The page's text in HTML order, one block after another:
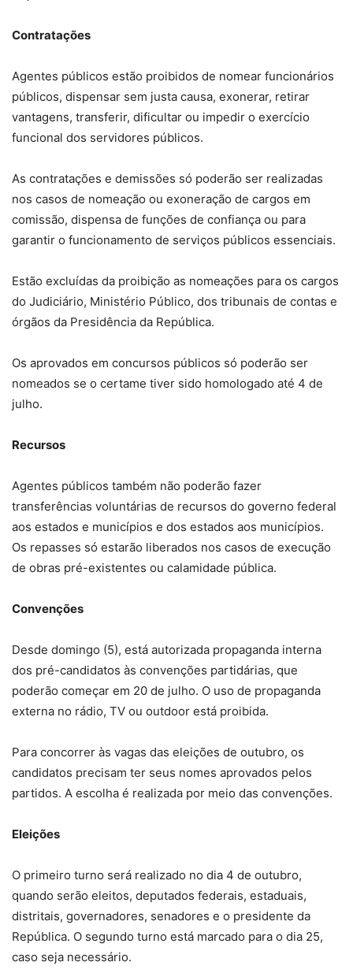
Contratações
Agentes públicos estão proibidos de nomear funcionários
públicos, dispensar sem justa causa, exonerar, retirar
vantagens, transferir, dificultar ou impedir o exercício
funcional dos servidores públicos.
As contratações e demissões só poderão ser realizadas
nos casos de nomeação ou exoneração de cargos em
comissão, dispensa de funções de confiança ou para
garantir o funcionamento de serviços públicos essenciais.
Estão excluídas da proibição as nomeações para os cargos
do Judiciário, Ministério Público, dos tribunais de contas e
órgãos da Presidência da República.
Os aprovados em concursos públicos só poderão ser
nomeados se o certame tiver sido homologado até 4 de
julho.
Recursos
Agentes públicos também não poderão fazer
transferências voluntárias de recursos do governo federal
aos estados e municípios e dos estados aos municípios.
Os repasses só estarão liberados nos casos de execução
de obras pré-existentes ou calamidade pública.
Convenções
Desde domingo (5), está autorizada propaganda interna
dos pré-candidatos às convenções partidárias, que
poderão começar em 20 de julho. O uso de propaganda
externa no rádio, TV ou outdoor está proibida.
Para concorrer às vagas das eleições de outubro, os
candidatos precisam ter seus nomes aprovados pelos
partidos. A escolha é realizada por meio das convenções.
Eleições
O primeiro turno será realizado no dia 4 de outubro,
quando serão eleitos, deputados federais, estaduais,
distritais, governadores, senadores e o presidente da
República. O segundo turno está marcado para o dia 25,
caso seja necessário.